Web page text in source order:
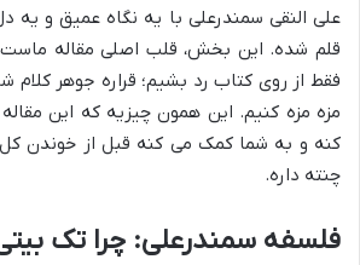
علی النقی سمندرعلی با یه نگاه عمیق و
قلم شده. این بخش، قلب اصلی مقاله
فقط از روی کتاب رد بشیم؛ قراره جوهر کلام
مزه مزه کنیم. این همون چیزیه که این
کنه و به شما کمک می کنه قبل از خوندن
چنته داره.
فلسفه سمندرعلی: چرا تک